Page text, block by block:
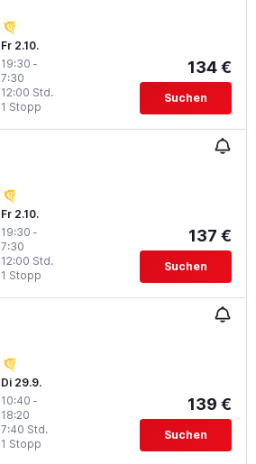
Fr 2.10.
19:30 -
7:30
1 Stopp
12:00 Std.
134 €
Suchen
Fr 2.10.
19:30 -
7:30
1 Stopp
12:00 Std.
137 €
Suchen
Di 29.9.
10:40 -
18:20
1 Stopp
7:40 Std.
139 €
Suchen